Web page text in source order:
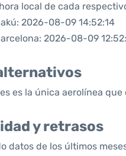
local de cada
2026-08-09 14:52:14
2026-08-09
es la única aerolínea
y retrasos
datos de los últimos